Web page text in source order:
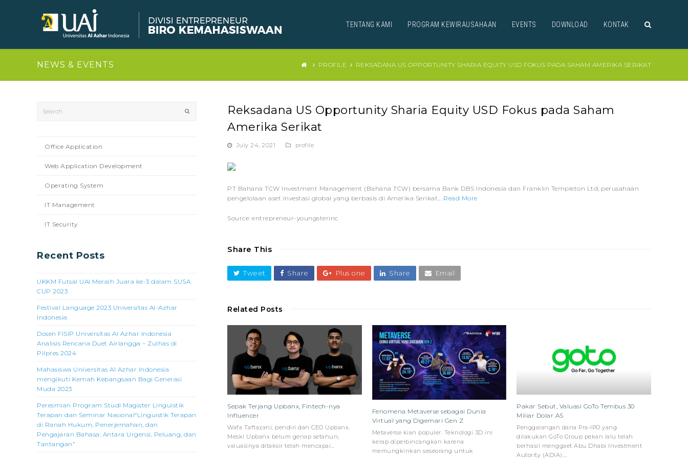
TENTANG KAMI PROGRAM KEWIRAUSAHAAN EVENTS DOWNLOAD KONTAK
NEWS & EVENTS PROFILE REKSADANA US OPPORTUNITY SHARIA EQUITY USD FOKUS PADA SAHAM AMERIKA SERIKAT
Reksadana US Opportunity Sharia Equity USD Fokus pada Saham
Amerika Serikat
July 24, 2021 profile
PT Bahana TCW Investment Management (Bahana TCW) bersama Bank DBS Indonesia dan Franklin Templeton Ltd, perusahaan
pengelolaan aset investasi global yang berbasis di Amerika Serikat… Read More
Source: entrepreneur-youngsterinc
Share This
Tweet Share Plus one Share Email
Related Posts
Sepak Terjang Upbanx, Fintech-nya
Influencer
Wafa Taftazani, pendiri dan CEO Upbanx.
Meski Upbanx belum genap setahun,
valuasinya ditaksir telah mencapai…
Fenomena Metaverse sebagai Dunia
Virtual yang Digemari Gen Z
Metaverse kian populer. Teknologi 3D ini
kerap diperbincangkan karena
memungkinkan seseorang untuk
Pakar Sebut, Valuasi GoTo Tembus 30
Miliar Dolar AS
Penggalangan dana Pra-IPO yang
dilakukan GoTo Group pekan lalu telah
berhasil menggaet Abu Dhabi Investment
Autority (ADIA).…
Office Application
Web Application Development
Operating System
IT Management
IT Security
Recent Posts
UKKM Futsal UAI Meraih Juara ke-3 dalam SUSA
CUP 2023
Festival Language 2023 Universitas Al-Azhar
Indonesia
Dosen FISIP Universitas Al Azhar Indonesia
Analisis Rencana Duet Airlangga – Zulhas di
Pilpres 2024
Mahasiswa Universitas Al Azhar Indonesia
mengikuti Kemah Kebangsaan Bagi Generasi
Muda 2023
Peresmian Program Studi Magister Linguistik
Terapan dan Seminar Nasional“Linguistik Terapan
di Ranah Hukum, Penerjemahan, dan
Pengajaran Bahasa: Antara Urgensi, Peluang, dan
Tantangan”